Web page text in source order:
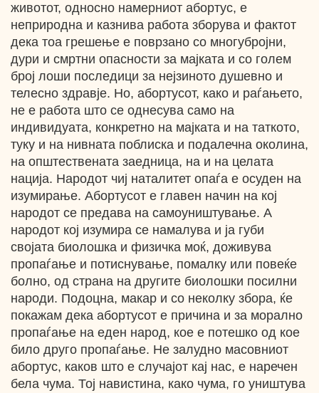
животот, односно намерниот абортус, е
неприродна и казнива работа зборува и фактот
дека тоа грешење е поврзано со многубројни,
дури и смртни опасности за мајката и со голем
број лоши последици за нејзиното душевно и
телесно здравје. Но, абортусот, како и раѓањето,
не е работа што се однесува само на
индивидуата, конкретно на мајката и на таткото,
туку и на нивната поблиска и подалечна околина,
на општествената заедница, на и на целата
нација. Народот чиј наталитет опаѓа е осуден на
изумирање. Абортусот е главен начин на кој
народот се предава на самоуништување. А
народот кој изумира се намалува и ја губи
својата биолошка и физичка моќ, доживува
пропаѓање и потиснување, помалку или повеќе
болно, од страна на другите биолошки посилни
народи. Подоцна, макар и со неколку збора, ќе
покажам дека абортусот е причина и за морално
пропаѓање на еден народ, кое е потешко од кое
било друго пропаѓање. Не залудно масовниот
абортус, каков што е случајот кај нас, е наречен
бела чума. Тој навистина, како чума, го уништува